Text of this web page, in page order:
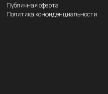
Публичная оферта
Политика конфиденциальности